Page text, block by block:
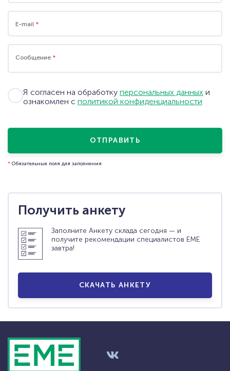
E-mail *
Сообщение *
Я согласен на обработку персональных данных и
ознакомлен с политикой конфиденциальности
ОТПРАВИТЬ
* Обязательные поля для заполнения
Получить анкету
Заполните Анкету склада сегодня — и
получите рекомендации специалистов ЕМЕ
завтра!
СКАЧАТЬ АНКЕТУ
СКАЧАТЬ ПРЕЗЕНТАЦИЮ
ЗАПРОСИТЬ ДЕМОНСТРАЦИЮ